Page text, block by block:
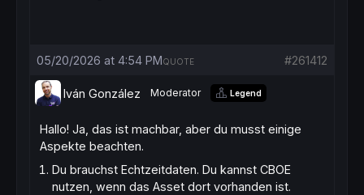
05/20/2026 at 4:54 PM #261412
QUOTE
Iván González Moderator Legend
Hallo! Ja, das ist machbar, aber du musst einige
Aspekte beachten.
Du brauchst Echtzeitdaten. Du kannst CBOE
nutzen, wenn das Asset dort vorhanden ist.